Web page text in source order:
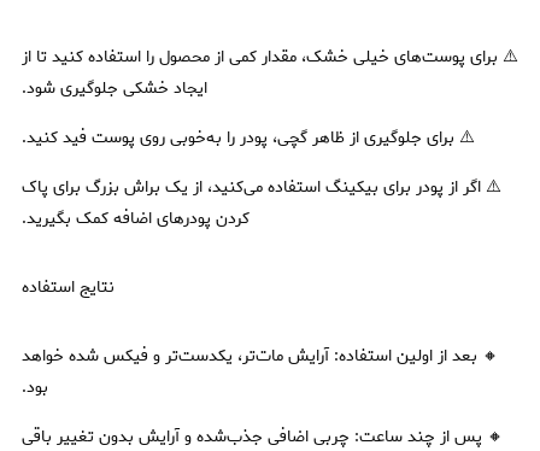
⚠️ برای پوست‌های خیلی خشک، مقدار کمی از محصول را استفاده کنید تا از
ایجاد خشکی جلوگیری شود.
⚠️ برای جلوگیری از ظاهر گچی، پودر را به‌خوبی روی پوست فید کنید.
⚠️ اگر از پودر برای بیکینگ استفاده می‌کنید، از یک براش بزرگ برای پاک
کردن پودرهای اضافه کمک بگیرید.
نتایج استفاده
🔸 بعد از اولین استفاده: آرایش مات‌تر، یکدست‌تر و فیکس شده خواهد
بود.
🔸 پس از چند ساعت: چربی اضافی جذب‌شده و آرایش بدون تغییر باقی